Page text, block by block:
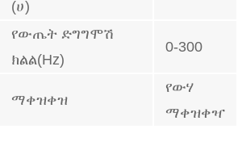
(ሀ)
የውጤት ድግግሞሽ
ክልል(Hz)
0-300
ማቀዝቀዝ
የውሃ
ማቀዝቀዣ